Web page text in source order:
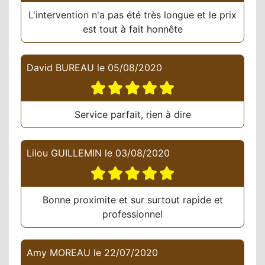
L'intervention n'a pas été très longue et le prix
est tout à fait honnête
David BUREAU le 05/08/2020
Service parfait, rien à dire
Lilou GUILLEMIN le 03/08/2020
Bonne proximite et sur surtout rapide et
professionnel
Amy MOREAU le 22/07/2020